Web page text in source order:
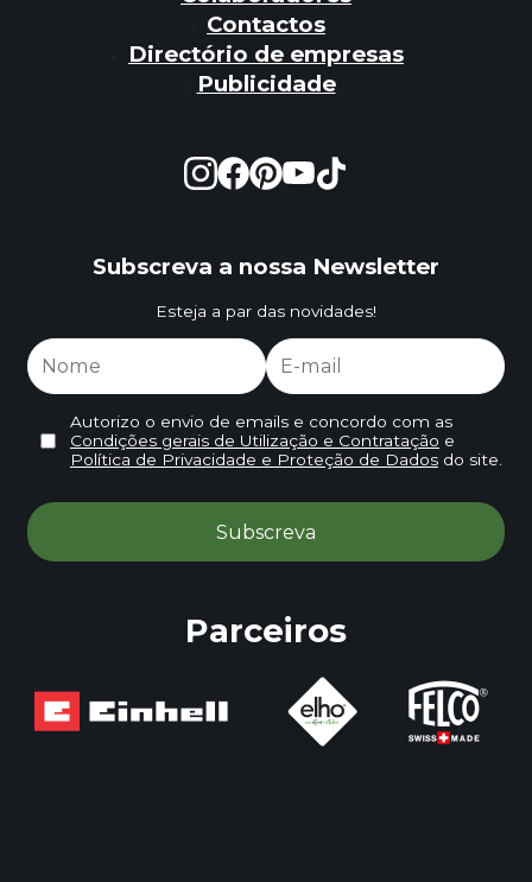
Contactos
Directório de empresas
Publicidade
Subscreva a nossa Newsletter
Esteja a par das novidades!
Autorizo o envio de emails e concordo com as
Condições gerais de Utilização e Contratação e
Política de Privacidade e Proteção de Dadosdo site.
Parceiros